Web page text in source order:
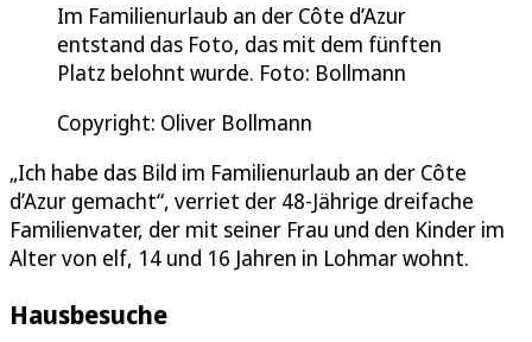
Im Familienurlaub an der Côte d’Azur
entstand das Foto, das mit dem fünften
Platz belohnt wurde. Foto: Bollmann
Copyright: Oliver Bollmann
„Ich habe das Bild im Familienurlaub an der Côte
d’Azur gemacht“, verriet der 48-Jährige dreifache
Familienvater, der mit seiner Frau und den Kinder im
Alter von elf, 14 und 16 Jahren in Lohmar wohnt.
Hausbesuche